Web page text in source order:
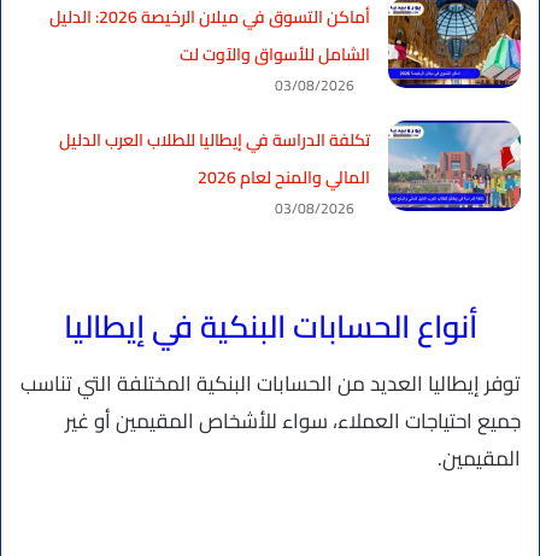
أماكن التسوق في ميلان الرخيصة 2026: الدليل
الشامل للأسواق والآوت لت
03/08/2026
تكلفة الدراسة في إيطاليا للطلاب العرب الدليل
المالي والمنح لعام 2026
03/08/2026
أنواع الحسابات البنكية في إيطاليا
توفر إيطاليا العديد من الحسابات البنكية المختلفة التي تناسب
جميع احتياجات العملاء، سواء للأشخاص المقيمين أو غير
المقيمين.